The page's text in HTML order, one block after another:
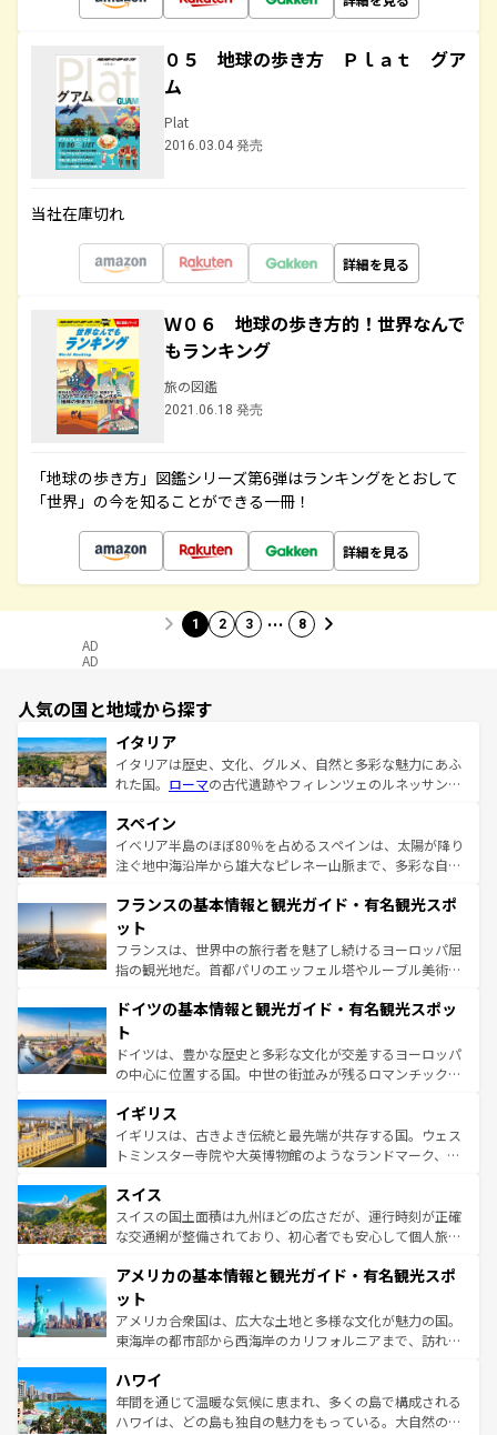
０５ 地球の歩き方 Ｐｌａｔ グア
ム
Plat
2016.03.04 発売
当社在庫切れ
詳細を見る
Ｗ０６ 地球の歩き方的！世界なんで
もランキング
旅の図鑑
2021.06.18 発売
「地球の歩き方」図鑑シリーズ第6弾はランキングをとおして
「世界」の今を知ることができる一冊！
詳細を見る
1 2 3 … 8
AD
AD
人気の国と地域から探す
イタリア
イタリアは歴史、文化、グルメ、自然と多彩な魅力にあふ
れた国。 ローマの古代遺跡やフィレンツェのルネッサンス
ろん、トスカーナの美しい田園風景やアマルフィ海岸の絶
景など、自然景観も見逃せない。観光の合間には、本場の
ピザやパスタなど、絶品のイタリア料理を堪能することも
ませてくれるイタリアで、忘れられない旅をしてみよう！
なお、新着のイタリア情報は
しい。
スペイン
イベリア半島のほぼ80％を占めるスペインは、太陽が降り
注ぐ地中海沿岸から雄大なピレネー山脈まで、多彩な自然
文化が根付くこの国では、情熱的なフラメンコ、熱気あふ
れる闘牛、そして美味しいタパスが生活の一部となってい
る。首都マドリードの洗練された雰囲気や、バルセロナの
アートに溢れた街角から、地方では古代ローマ遺跡や中世
せる。地方によって風土や気候が異なるスペインはその個
ンテンツ一覧 を参照してほしい。
フランスの基本情報と観光ガイド・有名観光スポ
ット
フランスは、世界中の旅行者を魅了し続けるヨーロッパ屈
指の観光地だ。首都パリのエッフェル塔やルーブル美術館
で、幅広い魅力が詰まっている。華麗な宮殿、歴史的な大
聖堂、美しいビーチ、そして豊かな自然が、訪れる者を心
から魅了する。また、フランスは美食の国としても知ら
れ、フランス料理はユネスコ無形文化遺産にも登録されて
香り高いラベンダー畑など、多彩な楽しみ方が可能だ。さ
らに、パリ以外の地域にも魅力が溢れており、どの街角に
も豊かな歴史と文化が息づいている。パリ以外の個性あふ
を参照してほしい。
ドイツの基本情報と観光ガイド・有名観光スポッ
ト
ドイツは、豊かな歴史と多彩な文化が交差するヨーロッパ
の中心に位置する国。中世の街並みが残るロマンチック街
顔を持つこの国は、どこを歩いても飽きることがない。ベ
ルリンの文化的活気、バイエルン州のアルプスの絶景、そ
してライン川沿いのワイン畑といった風景は必見。ビール
は、お酒好きな人にはぜひ体験してほしい。 なお、新着の
ドイツ情報はコンテンツ一覧を参照してほしい。
イギリス
イギリスは、古きよき伝統と最先端が共存する国。ウェス
トミンスター寺院や大英博物館のようなランドマーク、歴
リアごとに異なる魅力がある。また、優雅なアフタヌーン
ティー、ビール好きにはたまらない英国パブ、サッカー観
戦など、本場だからこそできる体験も豊富。イギリスを旅
ンツ一覧を参照してほしい。
スイス
スイスの国土面積は九州ほどの広さだが、運行時刻が正確
な交通網が整備されており、初心者でも安心して個人旅行
の建物がそのまま残る町や、スイスならではのユニークな
博物館もあり、アルプス観光だけでなく町歩きも満喫する
ことができる。国民の所得が高いため物価も高いが、旅行
者向けの交通パス提供のサービスもあり、うまく活用すれ
着のスイス情報は
アメリカの基本情報と観光ガイド・有名観光スポ
ット
アメリカ合衆国は、広大な土地と多様な文化が魅力の国。
東海岸の都市部から西海岸のカリフォルニアまで、訪れる
のような巨大都市は、観光、ショッピング、エンターテイ
ンメントが詰まった刺激的なスポットだ。一方、アメリカ
西部には大自然が広がり、グランドキャニオンやイエロー
ハワイ
年間を通じて温暖な気候に恵まれ、多くの島で構成される
ハワイは、どの島も独自の魅力をもっている。大自然の神